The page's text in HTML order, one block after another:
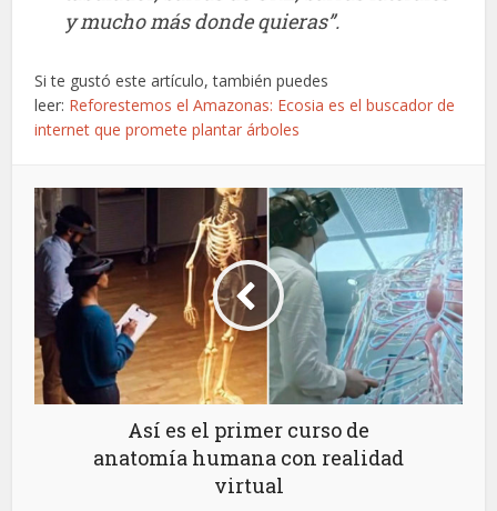
y mucho más donde quieras”.
Si te gustó este artículo, también puedes
leer: Reforestemos el Amazonas: Ecosia es el buscador de
internet que promete plantar árboles
Así es el primer curso de
anatomía humana con realidad
virtual